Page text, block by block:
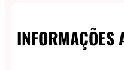
INFORMAÇÕES